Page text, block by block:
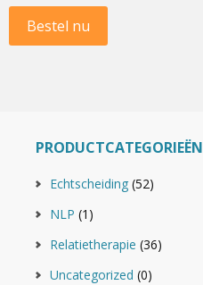
Bestel nu
PRODUCTCATEGORIEËN
Echtscheiding (52)
NLP (1)
Relatietherapie (36)
Uncategorized (0)